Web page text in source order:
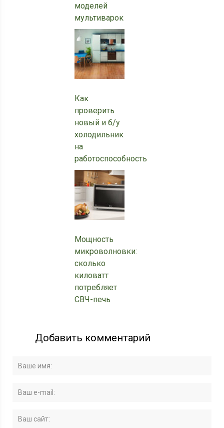
моделей
мультиварок
Как
проверить
новый и б/у
холодильник
на
работоспособность
Мощность
микроволновки:
сколько
киловатт
потребляет
СВЧ-печь
Добавить комментарий